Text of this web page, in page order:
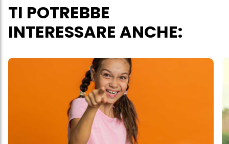
TI POTREBBE
INTERESSARE ANCHE: